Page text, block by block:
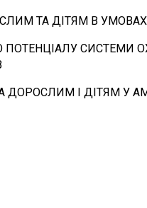
ТА ДІТЯМ В
ПОТЕНЦІАЛУ СИСТЕМИ
ДОРОСЛИМ І ДІТЯМ У